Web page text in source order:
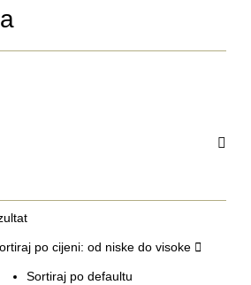
po cijeni: od niske do visoke
Sortiraj po defaultu